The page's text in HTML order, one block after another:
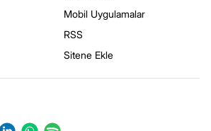
Mobil Uygulamalar
RSS
Sitene Ekle